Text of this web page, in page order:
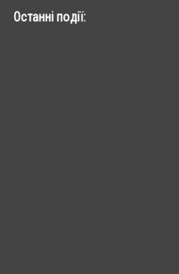
Останні події: